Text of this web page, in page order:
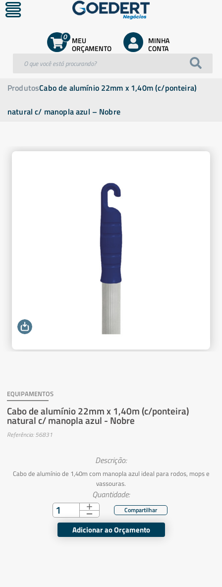
MEU
ORÇAMENTO
0 MINHA
CONTA
ProdutosCabo de alumínio 22mm x 1,40m (c/ponteira)
natural c/ manopla azul – Nobre
EQUIPAMENTOS
Cabo de alumínio 22mm x 1,40m (c/ponteira)
natural c/ manopla azul - Nobre
Referência: 56831
Descrição:
Cabo de alumínio de 1,40m com manopla azul ideal para rodos, mops e
vassouras.
Quantidade:
Adicionar ao Orçamento